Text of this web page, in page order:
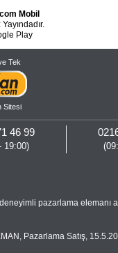
Mobil
Play
Tek
Sitesi
46 99
19:00)
pazarlama elemanı
, Pazarlama Satış,